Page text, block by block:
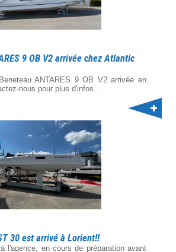
9 OB V2 arrivée chez Atlantic
ANTARES 9 OB V2 arrivée en
nous pour plus d'infos...
30 est arrivé à Lorient!!
l'agence, en cours de préparation avant